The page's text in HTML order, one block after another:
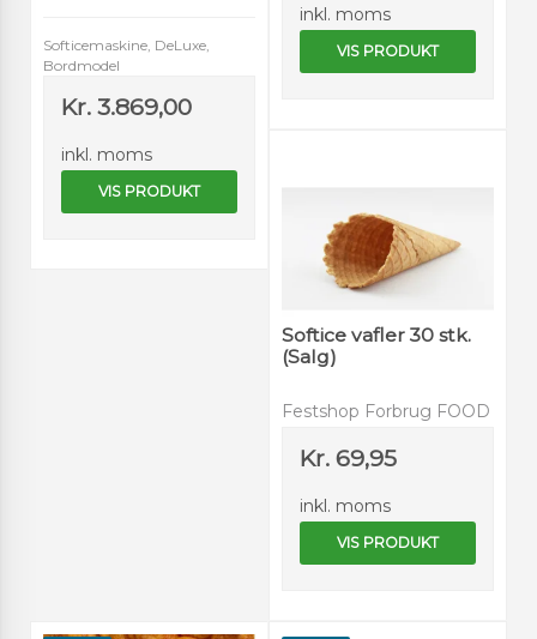
Softicemaskine, DeLuxe,
Bordmodel
Kr. 3.869,00
inkl. moms
VIS PRODUKT
inkl. moms
VIS PRODUKT
Softice vafler 30 stk.
(Salg)
Festshop Forbrug FOOD
Kr. 69,95
inkl. moms
VIS PRODUKT